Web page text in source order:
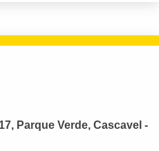
Parque Verde, Cascavel -